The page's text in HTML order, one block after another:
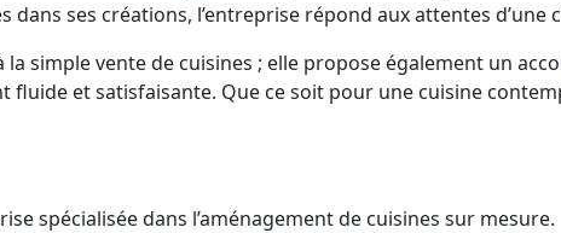
dans ses créations, l’entreprise répond aux attentes
la simple vente de cuisines ; elle propose également un
fluide et satisfaisante. Que ce soit pour une cuisine
spécialisée dans l’aménagement de cuisines sur mesure.